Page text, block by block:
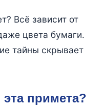
Всё зависит от
цвета бумаги.
тайны скрывает
примета?